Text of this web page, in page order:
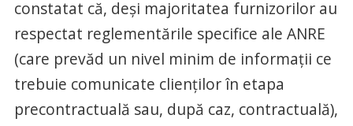
constatat că, deşi majoritatea furnizorilor au
respectat reglementările specifice ale ANRE
(care prevăd un nivel minim de informaţii ce
trebuie comunicate clienţilor în etapa
precontractuală sau, după caz, contractuală),